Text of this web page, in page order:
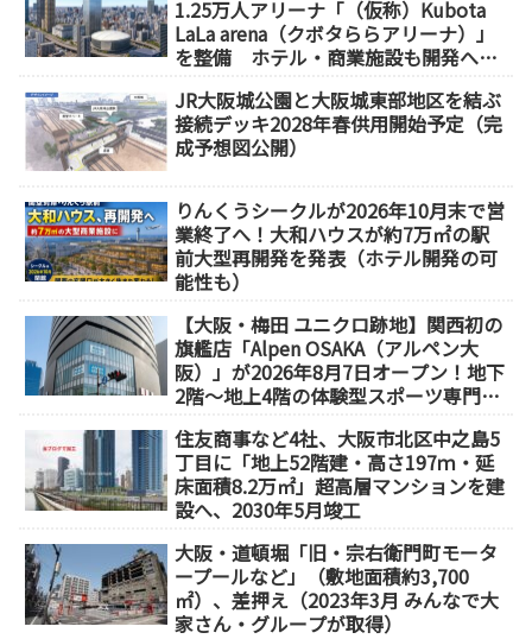
1.25万人アリーナ「（仮称）Kubota
LaLa arena（クボタららアリーナ）」
を整備 ホテル・商業施設も開発へ
JR大阪城公園と大阪城東部地区を結ぶ
接続デッキ2028年春供用開始予定（完
成予想図公開）
りんくうシークルが2026年10月末で営
業終了へ！大和ハウスが約7万㎡の駅
前大型再開発を発表（ホテル開発の可
能性も）
【大阪・梅田 ユニクロ跡地】関西初の
旗艦店「Alpen OSAKA（アルペン大
阪）」が2026年8月7日オープン！地下
2階～地上4階の体験型スポーツ専門店
住友商事など4社、大阪市北区中之島5
丁目に「地上52階建・高さ197ｍ・延
床面積8.2万㎡」超高層マンションを建
設へ、2030年5月竣工
大阪・道頓堀「旧・宗右衛門町モータ
ープールなど」（敷地面積約3,700
㎡）、差押え（2023年3月 みんなで大
家さん・グループが取得）